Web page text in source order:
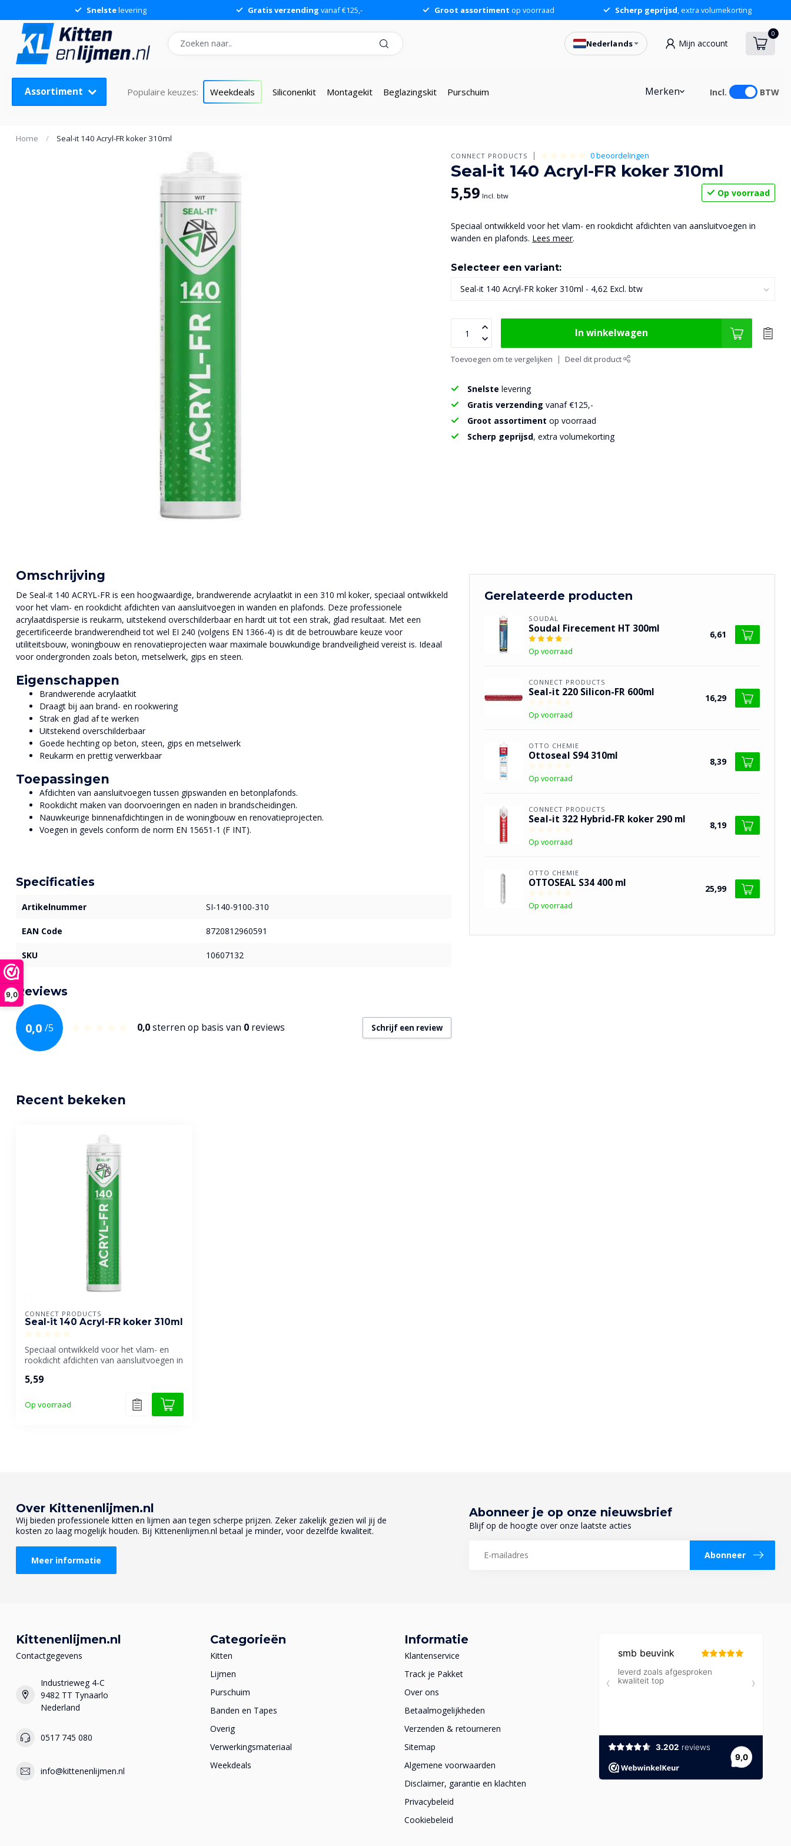
9,0
Snelstelevering Gratis verzending vanaf €125,- Groot assortiment op voorraad Scherp geprijsd, extra volumekorting
Nederlands Mijn account
0
Assortiment Populaire keuzes: Weekdeals Siliconenkit Montagekit Beglazingskit Purschuim Merken Incl. BTW
Home / Seal-it 140 Acryl-FR koker 310ml
CONNECT PRODUCTS 0 beoordelingen
Seal-it 140 Acryl-FR koker 310ml
5,59 Incl. btw Op voorraad
Speciaal ontwikkeld voor het vlam- en rookdicht afdichten van aansluitvoegen in
wanden en plafonds. Lees meer.
Selecteer een variant:
In winkelwagen
Toevoegen om te vergelijken Deel dit product
Snelste levering
Gratis verzending vanaf €125,-
Groot assortiment op voorraad
Scherp geprijsd, extra volumekorting
Omschrijving
De Seal-it 140 ACRYL-FR is een hoogwaardige, brandwerende acrylaatkit in een 310 ml koker, speciaal ontwikkeld
voor het vlam- en rookdicht afdichten van aansluitvoegen in wanden en plafonds. Deze professionele
acrylaatdispersie is reukarm, uitstekend overschilderbaar en hardt uit tot een strak, glad resultaat. Met een
gecertificeerde brandwerendheid tot wel EI 240 (volgens EN 1366-4) is dit de betrouwbare keuze voor
utiliteitsbouw, woningbouw en renovatieprojecten waar maximale bouwkundige brandveiligheid vereist is. Ideaal
voor ondergronden zoals beton, metselwerk, gips en steen.
Eigenschappen
Brandwerende acrylaatkit
Draagt bij aan brand- en rookwering
Strak en glad af te werken
Uitstekend overschilderbaar
Goede hechting op beton, steen, gips en metselwerk
Reukarm en prettig verwerkbaar
Toepassingen
Afdichten van aansluitvoegen tussen gipswanden en betonplafonds.
Rookdicht maken van doorvoeringen en naden in brandscheidingen.
Nauwkeurige binnenafdichtingen in de woningbouw en renovatieprojecten.
Voegen in gevels conform de norm EN 15651-1 (F INT).
Specificaties
Artikelnummer SI-140-9100-310
EAN Code 8720812960591
SKU 10607132
Reviews
0,0 /5 0,0sterren op basis van 0 reviews Schrijf een review
Gerelateerde producten
SOUDAL
Soudal Firecement HT 300ml
Op voorraad
6,61
CONNECT PRODUCTS
Seal-it 220 Silicon-FR 600ml
Op voorraad
16,29
OTTO CHEMIE
Ottoseal S94 310ml
Op voorraad
8,39
CONNECT PRODUCTS
Seal-it 322 Hybrid-FR koker 290 ml
Op voorraad
8,19
OTTO CHEMIE
OTTOSEAL S34 400 ml
Op voorraad
25,99
Recent bekeken
CONNECT PRODUCTS
Seal-it 140 Acryl-FR koker 310ml
Speciaal ontwikkeld voor het vlam- en
rookdicht afdichten van aansluitvoegen in
5,59
Op voorraad
Over Kittenenlijmen.nl
Wij bieden professionele kitten en lijmen aan tegen scherpe prijzen. Zeker zakelijk gezien wil jij de
kosten zo laag mogelijk houden. Bij Kittenenlijmen.nl betaal je minder, voor dezelfde kwaliteit.
Meer informatie
Abonneer je op onze nieuwsbrief
Blijf op de hoogte over onze laatste acties
Abonneer
Kittenenlijmen.nl
Contactgegevens
Industrieweg 4-C
9482 TT Tynaarlo
Nederland
0517 745 080
info@kittenenlijmen.nl
Categorieën
Kitten
Lijmen
Purschuim
Banden en Tapes
Overig
Verwerkingsmateriaal
Weekdeals
Informatie
Klantenservice
Track je Pakket
Over ons
Betaalmogelijkheden
Verzenden & retourneren
Sitemap
Algemene voorwaarden
Disclaimer, garantie en klachten
Privacybeleid
Cookiebeleid